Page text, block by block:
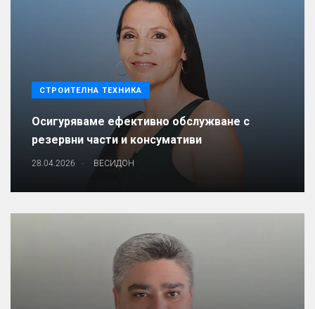
СТРОИТЕЛНА ТЕХНИКА
Осигуряваме ефективно обслужване с
резервни части и консумативи
28.04.2026 . ВЕСИДОН